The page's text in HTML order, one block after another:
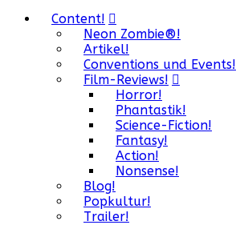
Content!
Neon Zombie®!
Artikel!
Conventions und Events!
Film-Reviews!
Horror!
Phantastik!
Science-Fiction!
Fantasy!
Action!
Nonsense!
Blog!
Popkultur!
Trailer!